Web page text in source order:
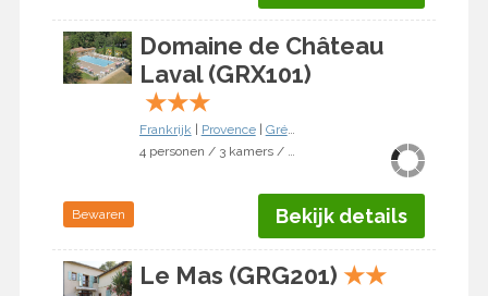
Domaine de Château
Laval (GRX101)
★★★
Frankrijk Provence| Gréoux-les-Bains
4 personen / 3 kamers / 2 slaapkamers
Bewaren Bekijk details
Le Mas (GRG201) ★★